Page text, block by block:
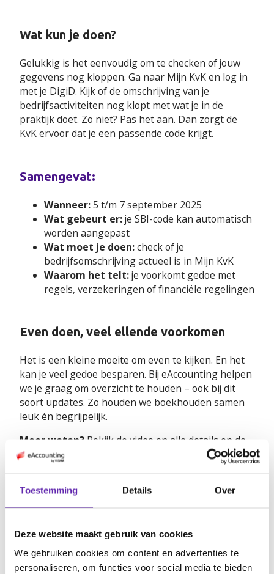
Toestemming Details Over
Deze website maakt gebruik van cookies
We gebruiken cookies om content en advertenties te
personaliseren, om functies voor social media te bieden
Wat kun je doen?
Gelukkig is het eenvoudig om te checken of jouw
gegevens nog kloppen. Ga naar Mijn KvK en log in
met je DigiD. Kijk of de omschrijving van je
bedrijfsactiviteiten nog klopt met wat je in de
praktijk doet. Zo niet? Pas het aan. Dan zorgt de
KvK ervoor dat je een passende code krijgt.
Samengevat:
Wanneer:5 t/m 7 september 2025
Wat gebeurt er:je SBI-code kan automatisch
worden aangepast
Wat moet je doen:check of je
bedrijfsomschrijving actueel is in Mijn KvK
Waarom het telt:je voorkomt gedoe met
regels, verzekeringen of financiële regelingen
Even doen, veel ellende voorkomen
Het is een kleine moeite om even te kijken. En het
kan je veel gedoe besparen. Bij eAccounting helpen
we je graag om overzicht te houden – ook bij dit
soort updates. Zo houden we boekhouden samen
leuk én begrijpelijk.
Meer weten?Bekijk de video en alle details op de
website van de KvK:
handelsregister/je-sbi-code-gaat-veranderen.-
Share blog post